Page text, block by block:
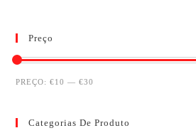
Preço
PREÇO:€10 —€30
Categorias De Produto